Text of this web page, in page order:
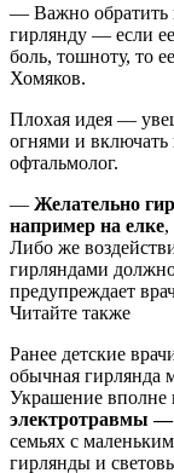
— Важно обратить
гирлянду — если
боль, тошноту, то
Хомяков.
Плохая идея —
огнями и
офтальмолог.
— Желательно
например на елке,
Либо же
гирляндами
предупреждает
Читайте также
Ранее детские
обычная гирлянда
Украшение вполне
электротравмы —
семьях с
гирлянды и